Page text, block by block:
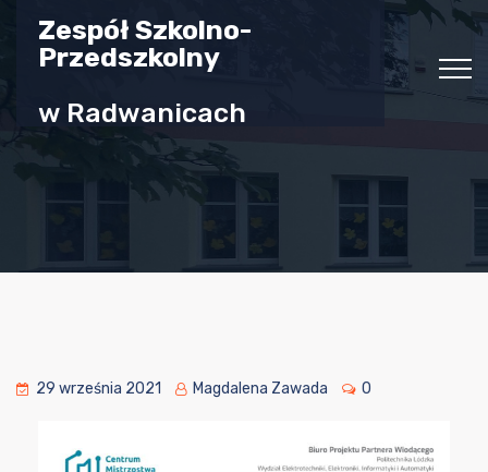
Zespół Szkolno-
Przedszkolny
w Radwanicach
29 września 2021 Magdalena Zawada 0